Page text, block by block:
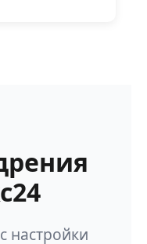
настройки